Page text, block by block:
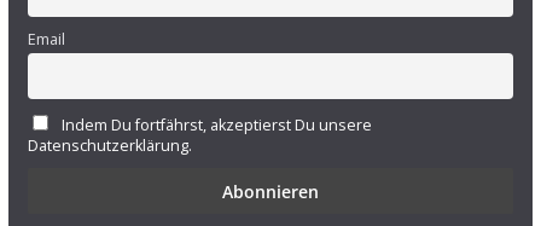
Email
Indem Du fortfährst, akzeptierst Du unsere
Datenschutzerklärung.